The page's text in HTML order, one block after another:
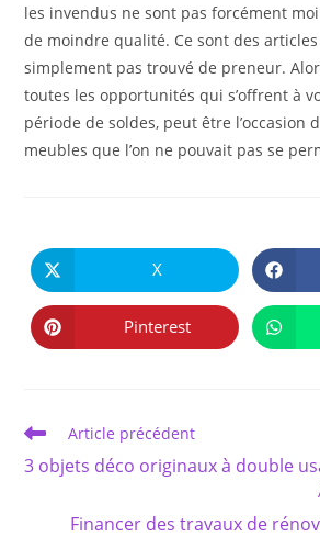
les invendus ne sont pas forcément
de moindre qualité. Ce sont des
simplement pas trouvé de preneur.
toutes les opportunités qui s’offrent à
période de soldes, peut être l’occasion
meubles que l’on ne pouvait pas se
CE
Ouvrir
dans
une
autre
fenêtre
X
Ouvrir
dans
Pinterest
Read
articles
Article précédent
3 objets déco originaux à double
Financer des travaux de